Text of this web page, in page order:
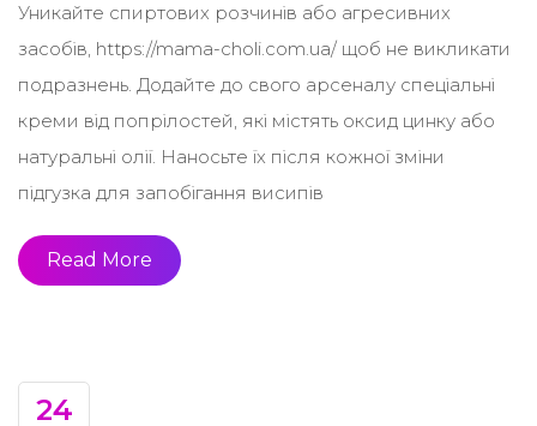
Уникайте спиртових розчинів або агресивних
засобів, https://mama-choli.com.ua/ щоб не викликати
подразнень. Додайте до свого арсеналу спеціальні
креми від попрілостей, які містять оксид цинку або
натуральні олії. Наносьте їх після кожної зміни
підгузка для запобігання висипів
Read More
24